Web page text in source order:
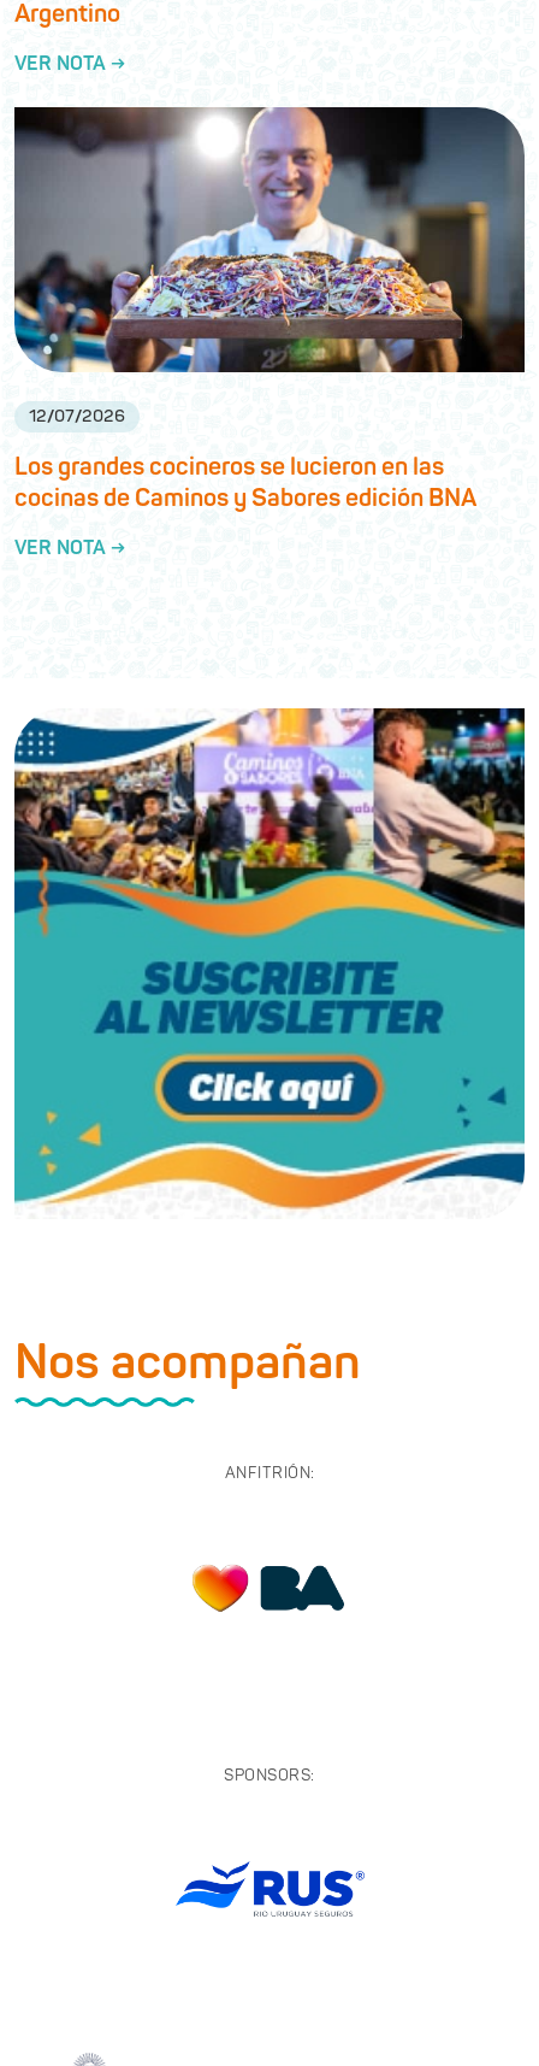
Argentino
VER NOTA →
12/07/2026
Los grandes cocineros se lucieron en las
cocinas de Caminos y Sabores edición BNA
VER NOTA →
Nos acompañan
ANFITRIÓN:
SPONSORS: